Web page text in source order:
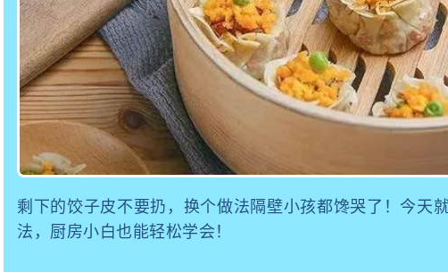
剩下的饺子皮不要扔，换个做法隔壁小孩都馋哭了！今天
法，厨房小白也能轻松学会！